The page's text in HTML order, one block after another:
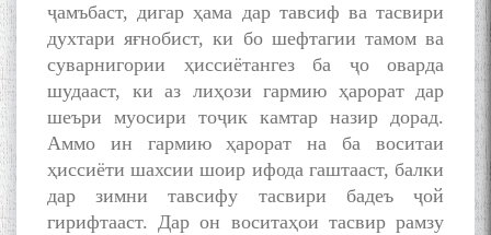
ҷамъбаст, дигар ҳама дар тавсиф ва тасвири
духтари яғнобист, ки бо шефтагии тамом ва
суварнигории ҳиссиётангез ба ҷо оварда
шудааст, ки аз лиҳози гармию ҳарорат дар
шеъри муосири тоҷик камтар назир дорад.
Аммо ин гармию ҳарорат на ба воситаи
ҳиссиёти шахсии шоир ифода гаштааст, балки
дар зимни тавсифу тасвири бадеъ ҷой
гирифтааст. Дар он воситаҳои тасвир рамзу